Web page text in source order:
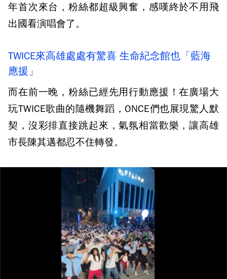
年首次來台，粉絲都超級興奮，感嘆終於不用飛
出國看演唱會了。
TWICE來高雄處處有驚喜 生命紀念館也「藍海
應援」
而在前一晚，粉絲已經先用行動應援！在廣場大
玩TWICE歌曲的隨機舞蹈，ONCE們也展現驚人默
契，沒彩排直接跳起來，氣氛相當歡樂，讓高雄
市長陳其邁都忍不住轉發。